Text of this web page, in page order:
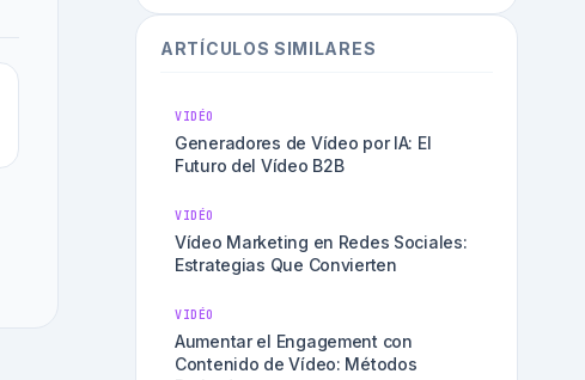
ARTÍCULOS SIMILARES
VIDÉO
Generadores de Vídeo por IA: El
Futuro del Vídeo B2B
VIDÉO
Vídeo Marketing en Redes Sociales:
Estrategias Que Convierten
VIDÉO
Aumentar el Engagement con
Contenido de Vídeo: Métodos